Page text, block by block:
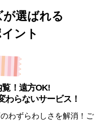
選ばれる
ント
！遠方OK!
わらないサービス！
わずらわしさを解消！ご